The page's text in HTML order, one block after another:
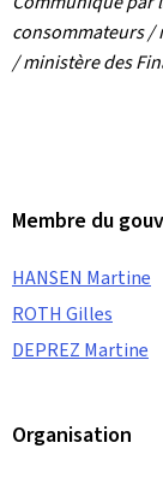
consommateurs /
/ ministère des
Membre du
HANSEN Martine
ROTH Gilles
DEPREZ Martine
Organisation